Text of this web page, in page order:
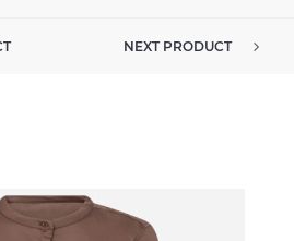
NEXT PRODUCT